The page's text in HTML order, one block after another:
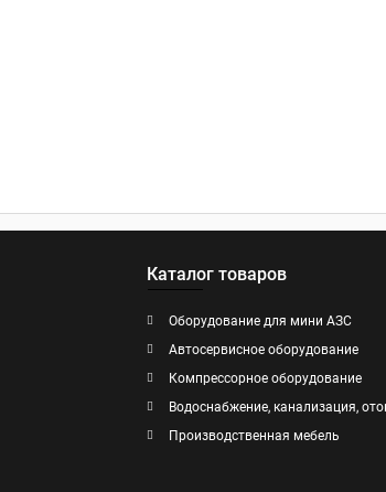
Каталог товаров
Оборудование для мини АЗС
Автосервисное оборудование
Компрессорное оборудование
Водоснабжение, канализация,
Производственная мебель